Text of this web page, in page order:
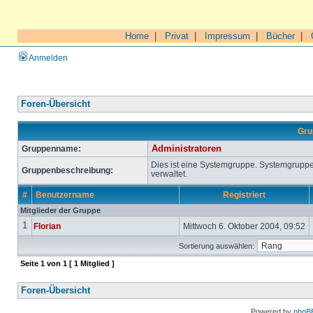
Home Privat Impressum Bücher|
Anmelden
Foren-Übersicht
Gruppenname:
Administratoren
Gruppenbeschreibung:
Dies ist eine Systemgruppe.
verwaltet.
# Benutzername Registriert
Mitglieder der Gruppe
1 Florian Mittwoch 6. Oktober 2004, 09:52
Sortierung auswählen:
Seite 1 von 1 [ 1 Mitglied ]
Foren-Übersicht